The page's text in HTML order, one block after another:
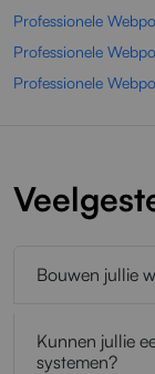
Professionele
Professionele
Professionele
Bouwen jullie
Kunnen jullie
systemen?